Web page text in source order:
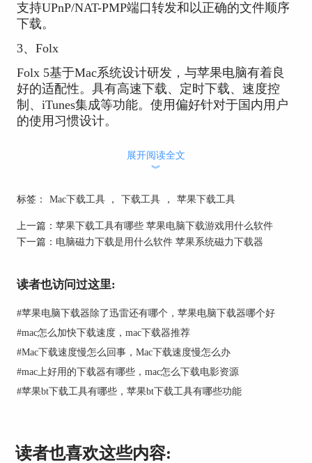
支持UPnP/NAT-PMP端口转发和以正确的文件顺序
下载。
3、Folx
Folx 5基于Mac系统设计研发，与苹果电脑有着良
好的适配性。具有高速下载、定时下载、速度控
制、iTunes集成等功能。使用偏好针对于国内用户
的使用习惯设计。
有电脑端、手机端、网页端，客户端小巧，多端支
系统仅能使用网页端，下载速度与客户端并无差
别。可设置开机自动启动，需要搜索资源时，也可
在网页上直接搜索。
苹果电脑下载的速度受到硬件水平、带宽影响。但
最高支持线程为20，但我们的加速并不是点击20线
程就能达到最高下载速度。当我们使用的是100MB
带宽时，推荐使用5线程，这样可以达到每个线程
2.5MB/S的速度。
个线程的下载速度为1.25MB/S，这样就是一种资源
展开阅读全文
︾
标签： Mac下载工具 ， 下载工具 ， 苹果下载工具
上一篇： 苹果下载工具有哪些 苹果电脑下载游戏用什么软件
下一篇： 电脑磁力下载是用什么软件 苹果系统磁力下载器
读者也访问过这里:
#苹果电脑下载器除了迅雷还有哪个，苹果电脑下载器哪个好
#mac怎么加快下载速度，mac下载器推荐
#Mac下载速度慢怎么回事，Mac下载速度慢怎么办
#mac上好用的下载器有哪些，mac怎么下载电影资源
#苹果bt下载工具有哪些，苹果bt下载工具有哪些功能
读者也喜欢这些内容: